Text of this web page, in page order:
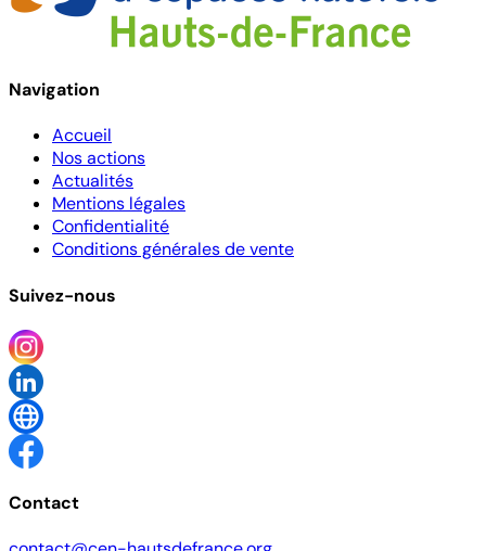
Navigation
Accueil
Nos actions
Actualités
Mentions légales
Confidentialité
Conditions générales de vente
Suivez-nous
Contact